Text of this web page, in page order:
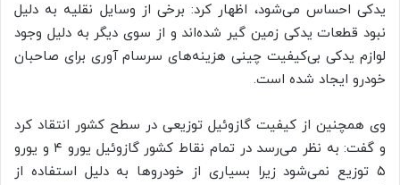
یدکی احساس می‌شود، اظهار کرد: برخی از وسایل نقلیه به دلیل
نبود قطعات یدکی زمین گیر شده‌اند و از سوی دیگر به دلیل وجود
لوازم یدکی بی‌کیفیت چینی هزینه‌های سرسام آوری برای صاحبان
خودرو ایجاد شده است.
وی همچنین از کیفیت گازوئیل توزیعی در سطح کشور انتقاد کرد
و گفت: به نظر می‌رسد در تمام نقاط کشور گازوئیل یورو ۴ و یورو
۵ توزیع نمی‌شود زیرا بسیاری از خودروها به دلیل استفاده از